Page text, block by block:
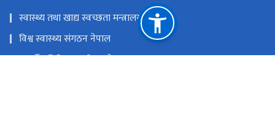
स्वास्थ्य तथा खाद्य स्वच्छता मन्त्रालय
विश्व स्वास्थ्य संगठन नेपाल
आयुर्वेद चिकित्सा परिषद् नेपाल